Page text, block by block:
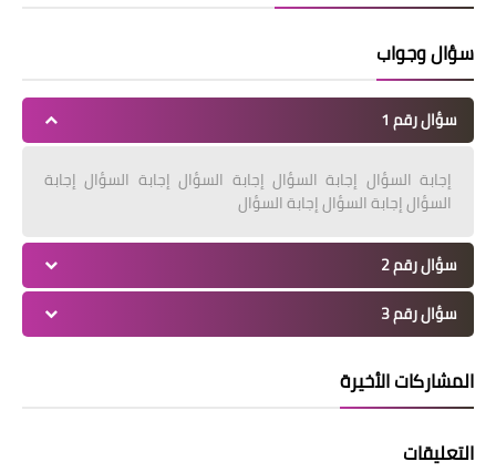
سؤال وجواب
سؤال رقم 1
إجابة السؤال إجابة السؤال إجابة السؤال إجابة السؤال إجابة
السؤال إجابة السؤال إجابة السؤال
سؤال رقم 2
سؤال رقم 3
المشاركات الأخيرة
التعليقات